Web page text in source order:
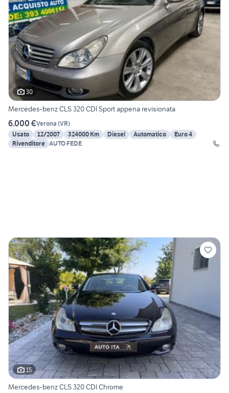
30
Mercedes-benz CLS 320 CDI Sport appena revisionata
6.000 €Verona (VR)
Usato
12/2007 324000 Km Diesel Automatico
Euro 4
Rivenditore AUTO FEDE
15
Mercedes-benz CLS 320 CDI Chrome